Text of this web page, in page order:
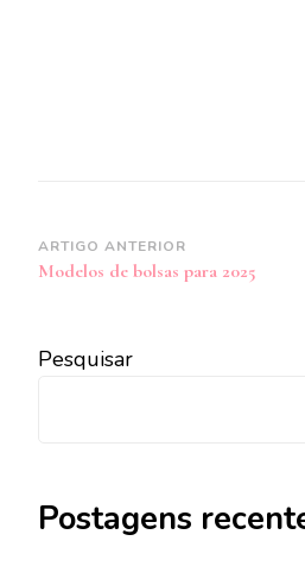
Navegação
de
ARTIGO ANTERIOR
Modelos de bolsas para 2025
Pesquisar
Postagens